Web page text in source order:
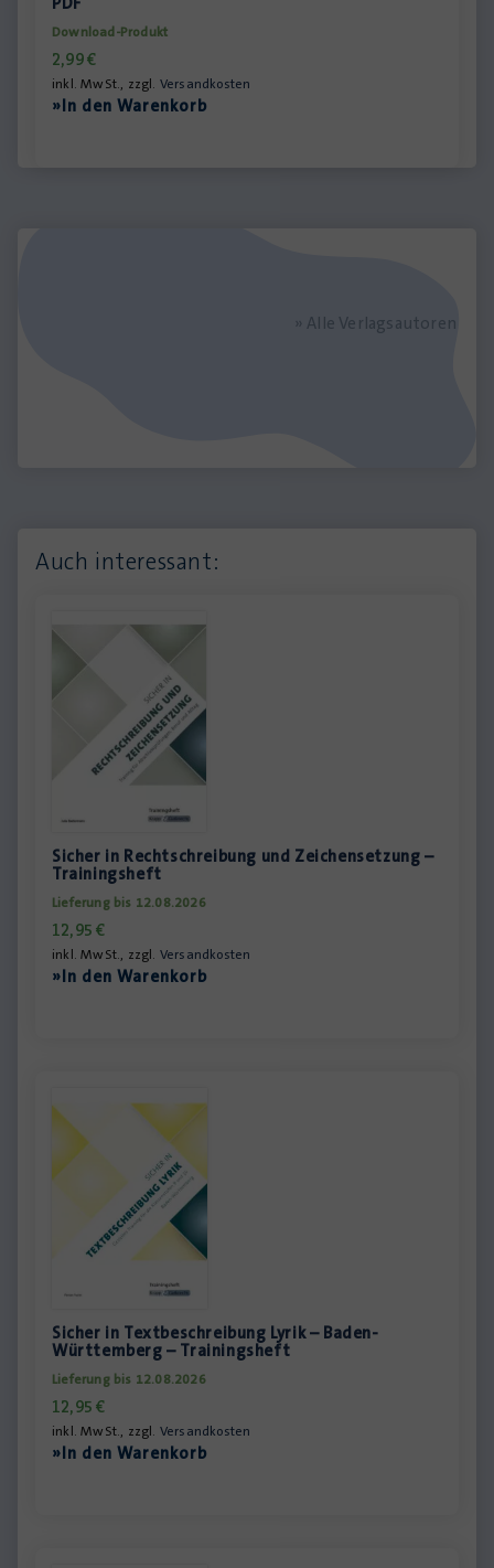
Download-Produkt
2,99€
inkl. MwSt., zzgl. Versandkosten
»In den Warenkorb
» Alle Verlagsautoren
Auch interessant:
Sicher in Rechtschreibung und Zeichensetzung –
Trainingsheft
Lieferung bis 12.08.2026
12,95€
inkl. MwSt., zzgl. Versandkosten
»In den Warenkorb
Sicher in Textbeschreibung Lyrik – Baden-
Württemberg – Trainingsheft
Lieferung bis 12.08.2026
12,95€
inkl. MwSt., zzgl. Versandkosten
»In den Warenkorb